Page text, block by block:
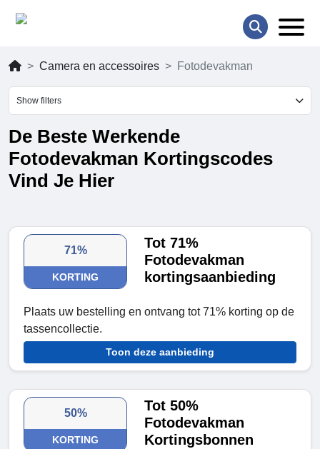
Camera en accessoires Fotodevakman
Show filters
De Beste Werkende
Fotodevakman Kortingscodes
Vind Je Hier
71%
KORTING
Tot 71%
Fotodevakman
kortingsaanbieding
Plaats uw bestelling en ontvang tot 71% korting op de
tassencollectie.
Toon deze aanbieding
50%
KORTING
Tot 50%
Fotodevakman
Kortingsbonnen